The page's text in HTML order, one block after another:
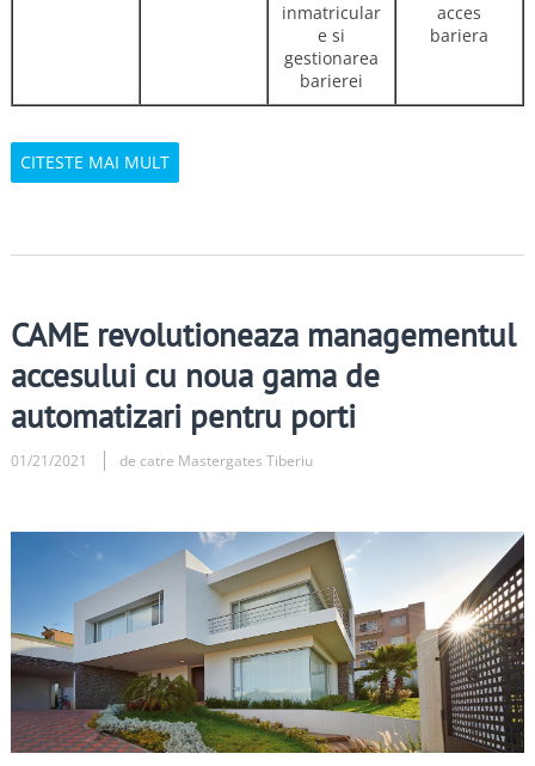
inmatricular
e si
gestionarea
barierei
acces
bariera
CITESTE MAI MULT
CAME revolutioneaza managementul
accesului cu noua gama de
automatizari pentru porti
01/21/2021 de catre Mastergates Tiberiu